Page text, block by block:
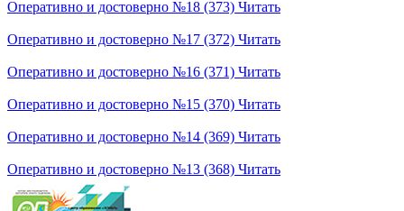
Оперативно и достоверно №18 (373) Читать
Оперативно и достоверно №17 (372) Читать
Оперативно и достоверно №16 (371) Читать
Оперативно и достоверно №15 (370) Читать
Оперативно и достоверно №14 (369) Читать
Оперативно и достоверно №13 (368) Читать